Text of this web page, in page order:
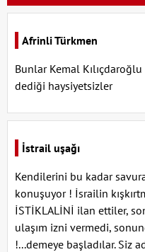
Afrinli Türkmen
Bunlar Kemal
dediği haysiyetsizler
İstrail uşağı
Kendilerini bu kadar
konuşuyor ! İsrailin
İSTİKLALİNİ ilan ettiler,
ulaşım izni vermedi,
!...demeye başladılar. Siz